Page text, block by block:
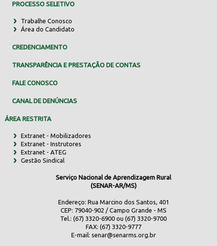
PROCESSO SELETIVO
Trabalhe Conosco
Área do Candidato
CREDENCIAMENTO
TRANSPARÊNCIA E PRESTAÇÃO DE CONTAS
FALE CONOSCO
CANAL DE DENÚNCIAS
ÁREA RESTRITA
Extranet - Mobilizadores
Extranet - Instrutores
Extranet - ATEG
Gestão Sindical
Serviço Nacional de Aprendizagem Rural
(SENAR-AR/MS)
Endereço: Rua Marcino dos Santos, 401
CEP: 79040-902 / Campo Grande - MS
Tel.: (67) 3320-6900 ou (67) 3320-9700
FAX: (67) 3320-9777
E-mail: senar@senarms.org.br